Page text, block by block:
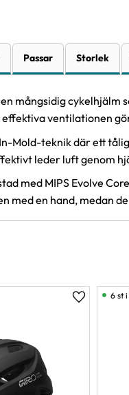
Passar Storlek
en mångsidig
effektiva ventilationen
Mold-teknik där ett
leder luft genom
med MIPS Evolve
med en hand, medan
Lägg till i
6 st